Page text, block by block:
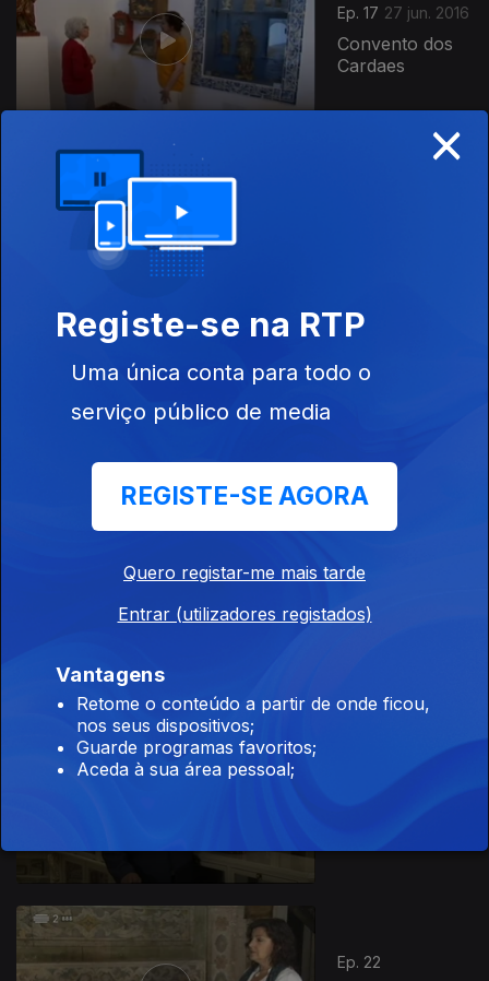
Ep. 17 27 jun. 2016
Convento dos
Cardaes
Ilha do Pico
Ep. 22
×
Registe-se na RTP
Uma única conta para todo o
serviço público de media
REGISTE-SE AGORA
Quero registar-me mais tarde
Entrar (utilizadores registados)
Vantagens
Retome o conteúdo a partir de onde ficou,
nos seus dispositivos;
Guarde programas favoritos;
Aceda à sua área pessoal;